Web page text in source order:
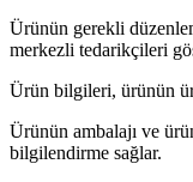
Ürünün gerekli
merkezli tedarikçileri
Ürün bilgileri, ürünün
Ürünün ambalajı ve
bilgilendirme sağlar.